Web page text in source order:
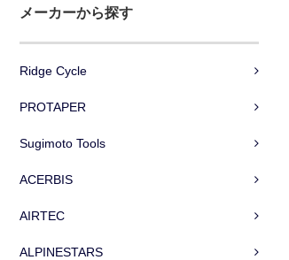
メーカーから探す
Ridge Cycle
PROTAPER
Sugimoto Tools
ACERBIS
AIRTEC
ALPINESTARS